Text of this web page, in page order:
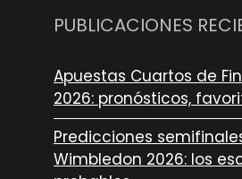
PUBLICACIONES
Apuestas Cuartos de
2026: pronósticos,
Predicciones
Wimbledon 2026: los